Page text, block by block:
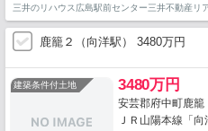
三井のリハウス広島駅前センター三井不動産リ
鹿籠２（向洋駅） 3480万円
建築条件付土地 3480万円
安芸郡府中町鹿籠
ＪＲ山陽本線「